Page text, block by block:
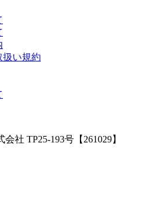
扱い規約
社 TP25-193号【261029】